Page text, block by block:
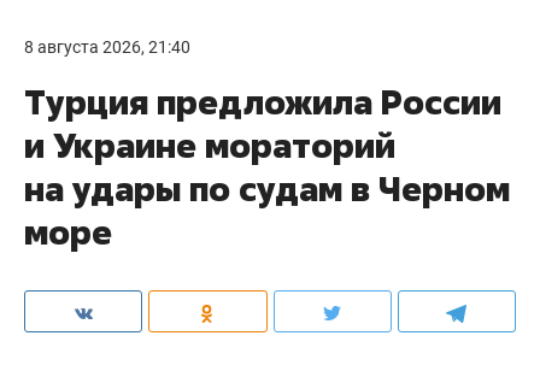
8 августа 2026, 21:40
Турция предложила России
и Украине мораторий
на удары по судам в Черном
море